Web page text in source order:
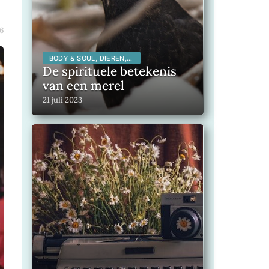
BODY & SOUL, DIEREN,
SPIRITUALITEIT,
De spirituele betekenis
van een merel
21 juli 2023